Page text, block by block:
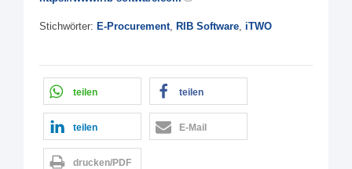
Stichwörter: E-Procurement, RIB Software, iTWO
teilen teilen
teilen E-Mail
drucken/PDF